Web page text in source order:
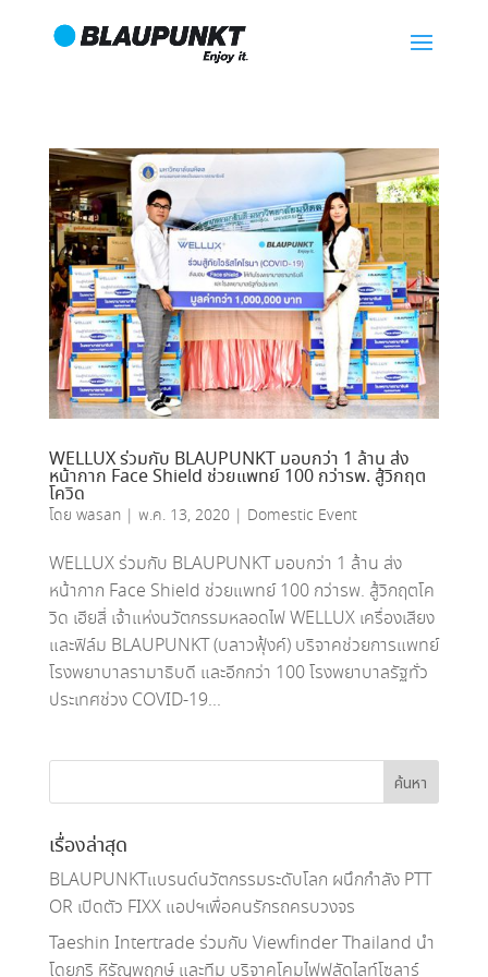
WELLUX ร่วมกับ BLAUPUNKT มอบกว่า 1 ล้าน ส่ง
หน้ากาก Face Shield ช่วยแพทย์ 100 กว่ารพ. สู้วิกฤต
โควิด
โดย wasan| พ.ค. 13, 2020| Domestic Event
WELLUX ร่วมกับ BLAUPUNKT มอบกว่า 1 ล้าน ส่ง
หน้ากาก Face Shield ช่วยแพทย์ 100 กว่ารพ. สู้วิกฤตโค
วิด เฮียสี่ เจ้าแห่งนวัตกรรมหลอดไฟ WELLUX เครื่องเสียง
และฟิล์ม BLAUPUNKT (บลาวฟุ้งค์) บริจาคช่วยการแพทย์
โรงพยาบาลรามาธิบดี และอีกกว่า 100 โรงพยาบาลรัฐทั่ว
ประเทศช่วง COVID-19...
เรื่องล่าสุด
BLAUPUNKTแบรนด์นวัตกรรมระดับโลก ผนึกกำลัง PTT
OR เปิดตัว FIXX แอปฯเพื่อคนรักรถครบวงจร
Taeshin Intertrade ร่วมกับ Viewfinder Thailand นำ
โดยภูริ หิรัญพฤกษ์ และทีม บริจาคโคมไฟฟลัดไลท์โซลาร์